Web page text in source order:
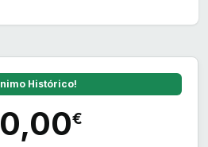
Histórico!
€